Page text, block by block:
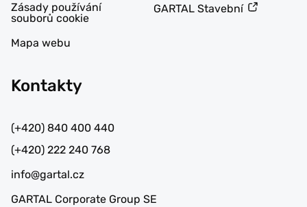
Zásady používání
souborů cookie
Mapa webu
GARTAL Stavební
Kontakty
(+420) 840 400 440
(+420) 222 240 768
info@gartal.cz
GARTAL Corporate Group SE